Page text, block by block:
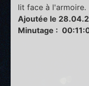
lit face à l'armoire.
Ajoutée le
Minutage :